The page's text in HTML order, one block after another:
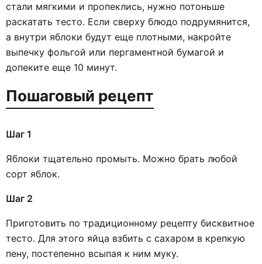
стали мягкими и пропеклись, нужно потоньше
раскатать тесто. Если сверху блюдо подрумянится,
а внутри яблоки будут еще плотными, накройте
выпечку фольгой или пергаментной бумагой и
допеките еще 10 минут.
Пошаговый рецепт
Шаг 1
Яблоки тщательно промыть. Можно брать любой
сорт яблок.
Шаг 2
Приготовить по традиционному рецепту бисквитное
тесто. Для этого яйца взбить с сахаром в крепкую
пену, постепенно всыпая к ним муку.